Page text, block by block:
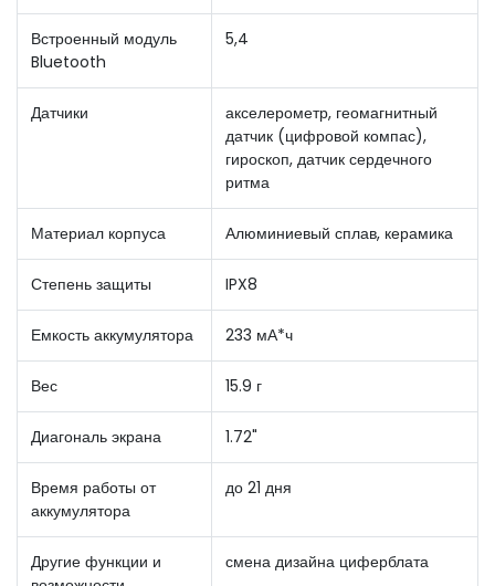
Встроенный модуль
Bluetooth
5,4
Датчики
акселерометр, геомагнитный
датчик (цифровой компас),
гироскоп, датчик сердечного
ритма
Материал корпуса Алюминиевый сплав, керамика
Степень защиты IPX8
Емкость аккумулятора 233 мА*ч
Вес 15.9 г
Диагональ экрана 1.72"
Время работы от
аккумулятора
до 21 дня
Другие функции и
смена дизайна циферблата